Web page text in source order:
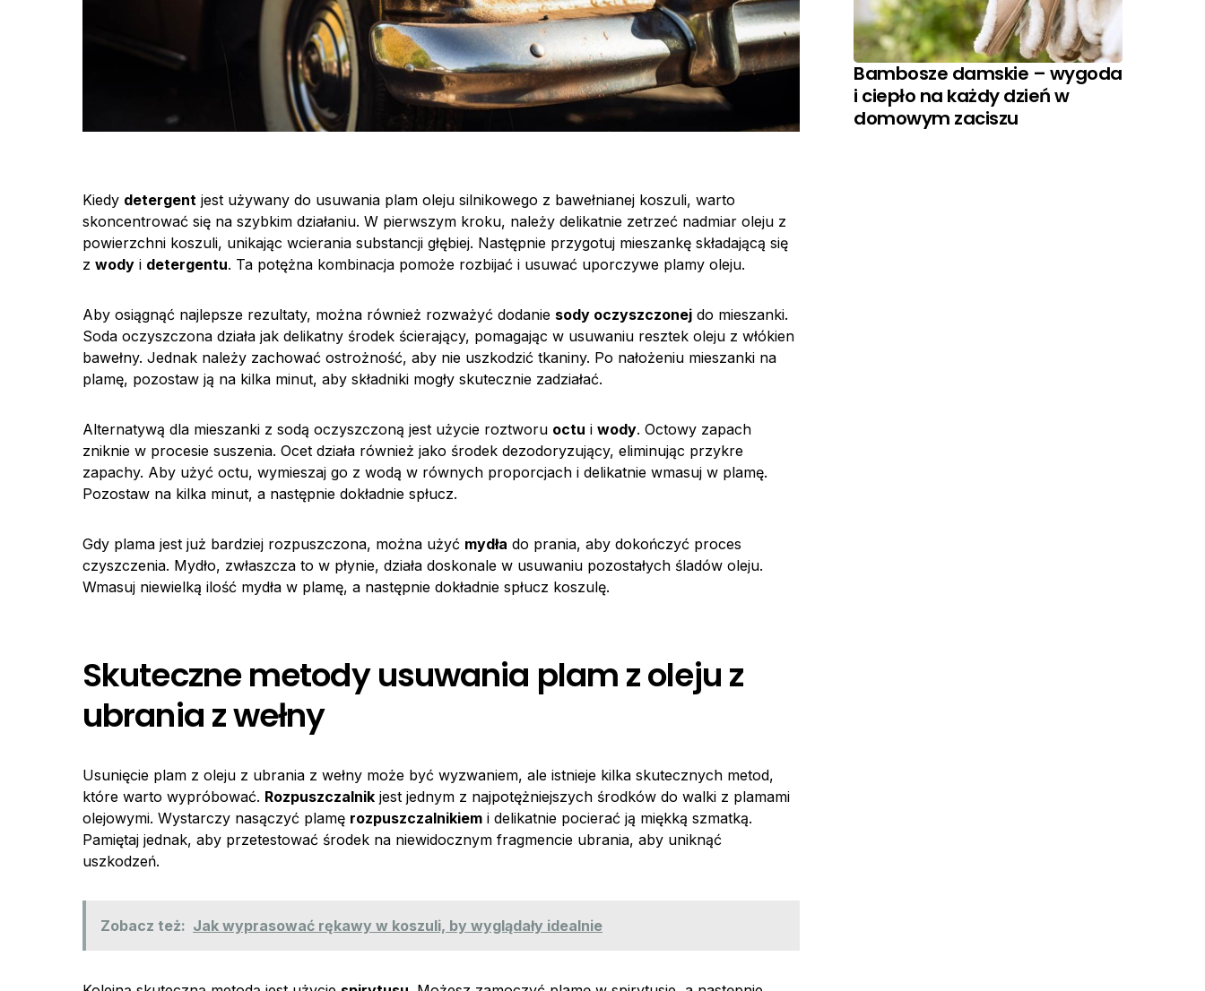
Kiedy detergent jest używany do usuwania plam oleju silnikowego z bawełnianej koszuli, warto
skoncentrować się na szybkim działaniu. W pierwszym kroku, należy delikatnie zetrzeć nadmiar oleju z
powierzchni koszuli, unikając wcierania substancji głębiej. Następnie przygotuj mieszankę składającą się
z wody i detergentu. Ta potężna kombinacja pomoże rozbijać i usuwać uporczywe plamy oleju.
Aby osiągnąć najlepsze rezultaty, można również rozważyć dodanie sody oczyszczonej do mieszanki.
Soda oczyszczona działa jak delikatny środek ścierający, pomagając w usuwaniu resztek oleju z włókien
bawełny. Jednak należy zachować ostrożność, aby nie uszkodzić tkaniny. Po nałożeniu mieszanki na
plamę, pozostaw ją na kilka minut, aby składniki mogły skutecznie zadziałać.
Alternatywą dla mieszanki z sodą oczyszczoną jest użycie roztworu octu i wody. Octowy zapach
zniknie w procesie suszenia. Ocet działa również jako środek dezodoryzujący, eliminując przykre
zapachy. Aby użyć octu, wymieszaj go z wodą w równych proporcjach i delikatnie wmasuj w plamę.
Pozostaw na kilka minut, a następnie dokładnie spłucz.
Gdy plama jest już bardziej rozpuszczona, można użyć mydła do prania, aby dokończyć proces
czyszczenia. Mydło, zwłaszcza to w płynie, działa doskonale w usuwaniu pozostałych śladów oleju.
Wmasuj niewielką ilość mydła w plamę, a następnie dokładnie spłucz koszulę.
Skuteczne metody usuwania plam z oleju z
ubrania z wełny
Usunięcie plam z oleju z ubrania z wełny może być wyzwaniem, ale istnieje kilka skutecznych metod,
które warto wypróbować. Rozpuszczalnik jest jednym z najpotężniejszych środków do walki z plamami
olejowymi. Wystarczy nasączyć plamę rozpuszczalnikiem i delikatnie pocierać ją miękką szmatką.
Pamiętaj jednak, aby przetestować środek na niewidocznym fragmencie ubrania, aby uniknąć
uszkodzeń.
Zobacz też: Jak wyprasować rękawy w koszuli, by wyglądały idealnie
Bambosze damskie – wygoda
i ciepło na każdy dzień w
domowym zaciszu